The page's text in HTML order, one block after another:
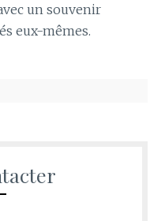
un souvenir
eux-mêmes.